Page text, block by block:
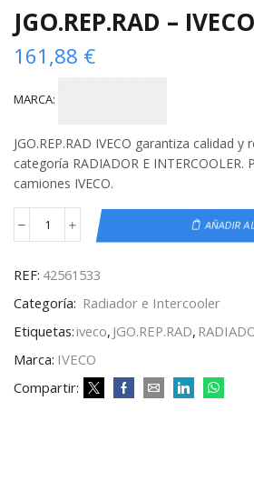
JGO.REP.RAD –
161,88 €
MARCA:
JGO.REP.RAD IVECO garantiza calidad
categoría RADIADOR E
camiones IVECO.
AÑADIR
REF: 42561533
Categoría: Radiador e Intercooler
Etiquetas:iveco, JGO.REP.RAD,
Marca: IVECO
Compartir: